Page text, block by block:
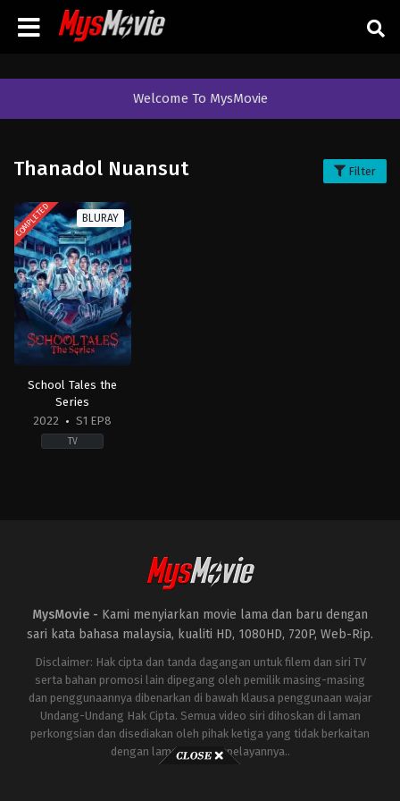
Welcome To MysMovie
Thanadol Nuansut Filter
COMPLETED BLURAY
School Tales the
Series
2022
S1 EP8
TV
MysMovie - Kami menyiarkan movie lama dan baru dengan
sari kata bahasa malaysia, kualiti HD, 1080HD, 720P, Web-Rip.
Disclaimer: Hak cipta dan tanda dagangan untuk filem dan siri TV
serta bahan promosi lain dipegang oleh pemilik masing-masing
dan penggunaannya dibenarkan di bawah klausa penggunaan wajar
Undang-Undang Hak Cipta. Semua video siri dihoskan di laman
perkongsian dan disediakan oleh pihak ketiga yang tidak berkaitan
dengan laman ini atau pelayannya..